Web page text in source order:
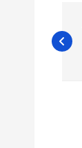
P
o